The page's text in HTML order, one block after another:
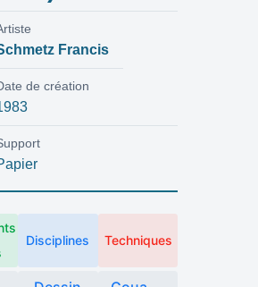
Francis
de création
Disciplines Techniques